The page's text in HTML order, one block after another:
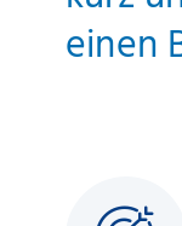
einen